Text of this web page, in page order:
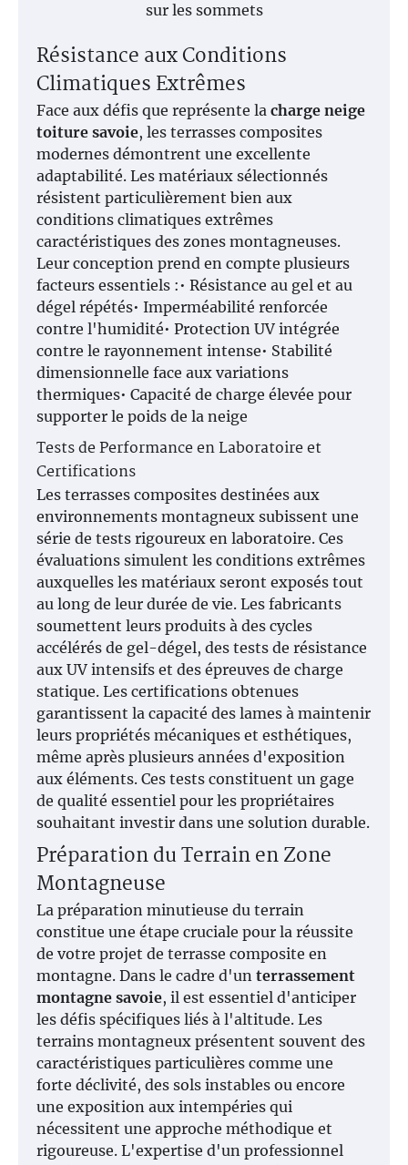
sur les sommets
Résistance aux Conditions
Climatiques Extrêmes
Face aux défis que représente la charge neige
toiture savoie, les terrasses composites
modernes démontrent une excellente
adaptabilité. Les matériaux sélectionnés
résistent particulièrement bien aux
conditions climatiques extrêmes
caractéristiques des zones montagneuses.
Leur conception prend en compte plusieurs
facteurs essentiels :• Résistance au gel et au
dégel répétés• Imperméabilité renforcée
contre l'humidité• Protection UV intégrée
contre le rayonnement intense• Stabilité
dimensionnelle face aux variations
thermiques• Capacité de charge élevée pour
supporter le poids de la neige
Tests de Performance en Laboratoire et
Certifications
Les terrasses composites destinées aux
environnements montagneux subissent une
série de tests rigoureux en laboratoire. Ces
évaluations simulent les conditions extrêmes
auxquelles les matériaux seront exposés tout
au long de leur durée de vie. Les fabricants
soumettent leurs produits à des cycles
accélérés de gel-dégel, des tests de résistance
aux UV intensifs et des épreuves de charge
statique. Les certifications obtenues
garantissent la capacité des lames à maintenir
leurs propriétés mécaniques et esthétiques,
même après plusieurs années d'exposition
aux éléments. Ces tests constituent un gage
de qualité essentiel pour les propriétaires
souhaitant investir dans une solution durable.
Préparation du Terrain en Zone
Montagneuse
La préparation minutieuse du terrain
constitue une étape cruciale pour la réussite
de votre projet de terrasse composite en
montagne. Dans le cadre d'un terrassement
montagne savoie, il est essentiel d'anticiper
les défis spécifiques liés à l'altitude. Les
terrains montagneux présentent souvent des
caractéristiques particulières comme une
forte déclivité, des sols instables ou encore
une exposition aux intempéries qui
nécessitent une approche méthodique et
rigoureuse. L'expertise d'un professionnel